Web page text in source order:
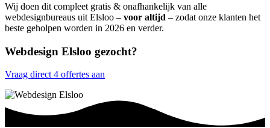
Wij doen dit compleet gratis & onafhankelijk van alle
webdesignbureaus uit Elsloo – voor altijd – zodat onze klanten het
beste geholpen worden in 2026 en verder.
Webdesign Elsloo gezocht?
Vraag direct 4 offertes aan